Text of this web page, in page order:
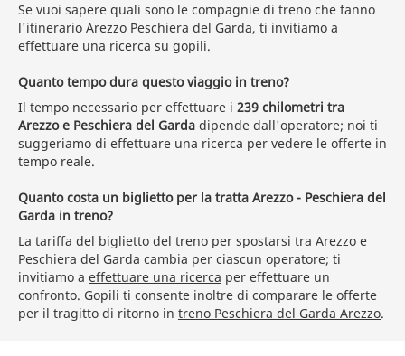
Se vuoi sapere quali sono le compagnie di treno che fanno
l'itinerario Arezzo Peschiera del Garda, ti invitiamo a
effettuare una ricerca su gopili.
Quanto tempo dura questo viaggio in treno?
Il tempo necessario per effettuare i 239 chilometri tra
Arezzo e Peschiera del Garda dipende dall'operatore; noi ti
suggeriamo di effettuare una ricerca per vedere le offerte in
tempo reale.
Quanto costa un biglietto per la tratta Arezzo - Peschiera del
Garda in treno?
La tariffa del biglietto del treno per spostarsi tra Arezzo e
Peschiera del Garda cambia per ciascun operatore; ti
invitiamo a effettuare una ricerca per effettuare un
confronto. Gopili ti consente inoltre di comparare le offerte
per il tragitto di ritorno in treno Peschiera del Garda Arezzo.